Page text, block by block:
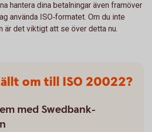
hantera dina betalningar även framöver
använda ISO‑formatet. Om du inte
är det viktigt att se över detta nu.
om till ISO 20022?
med Swedbank-